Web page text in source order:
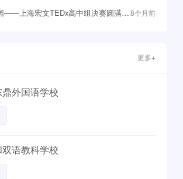
——上海宏文TEDx高中组决赛圆满落8个月前
外国语学校
语教科学校
更多+